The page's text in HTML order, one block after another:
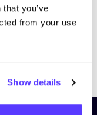
you’ve
from your use
Show details